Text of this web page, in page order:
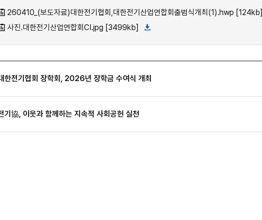
260410_(보도자료)대한전기협회,대한전기산업연합회출범식개최(1).hwp [124kb]
사진.대한전기산업연합회CI.jpg [3499kb]
한전기협회 장학회, 2026년 장학금 수여식 개최
기協, 이웃과 함께하는 지속적 사회공헌 실천